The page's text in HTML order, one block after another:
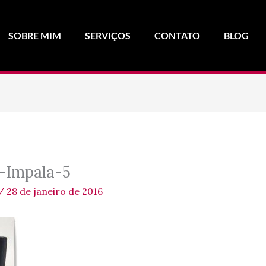
SOBRE MIM SERVIÇOS CONTATO BLOG
Impala-5
/ 28 de janeiro de 2016